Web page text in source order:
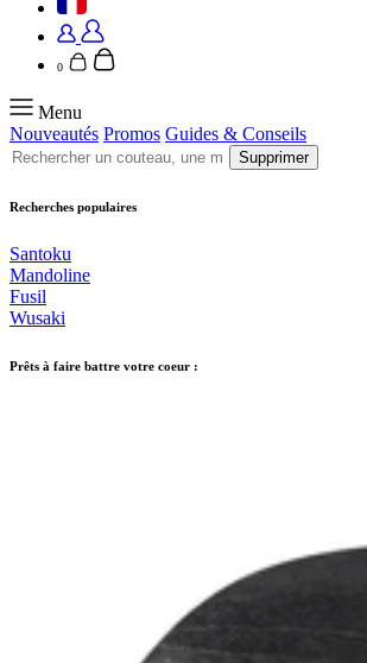
0
Menu
Nouveautés Promos Guides & Conseils
Supprimer
Recherches populaires
Santoku
Mandoline
Fusil
Wusaki
Prêts à faire battre votre coeur :